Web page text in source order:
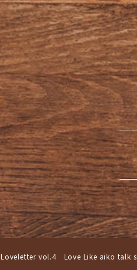
Loveletter vol.4 Love Like aiko talk